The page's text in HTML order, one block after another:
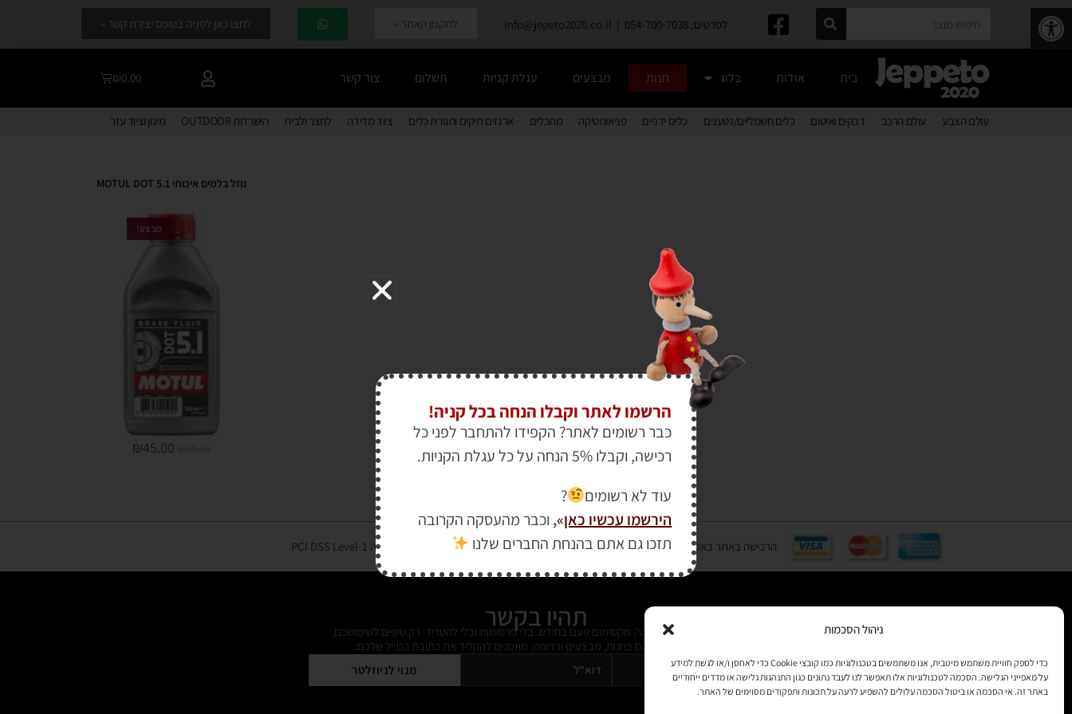
פתח סרגל נגישות
ניהול הסכמות
כדי לספק חוויית משתמש מיטבית, אנו משתמשים בטכנולוגיות כמו קובצי Cookie כדי לאחסן ו/או לגשת למידע
על מאפייני הגלישה. הסכמה לטכנולוגיות אלו תאפשר לנו לעבד נתונים כגון התנהגות גלישה או מדדים ייחודיים
באתר זה. אי הסכמה או ביטול הסכמה עלולים להשפיע לרעה על תכונות ותפקודים מסוימים של האתר.
לפרטים: 054-700-7038 | info@jepeto2020.co.il לתקנון האתר » לחצו כאן לפניה בטופס יצירת קשר »
בית אודות בלוג חנות מבצעים עגלת קניות תשלום צור קשר ₪0.00
עולם הצבע עולם הרכב דבקים ואיטום כלים חשמליים/נטענים כלים ידניים פניאומטיקה מתכלים ארגזים תיקים וחגורת כלים ציוד מדידה לחצר ולבית הישרדות OUTDOOR מיגון וציוד עזר
נוזל בלמים איכותי MOTUL DOT 5.1
מבצע!
₪45.00
הרכישה באתר באמצעות כרטיס אשראי מאובטחת במפתח הצפנה EV SSL והעומד בתקן אבטחה PCI DSS Level-1
תהיו בקשר
רוצים לקבל מידי פעם מידע? מקסימום פעם בחודש. בלי פרסומות ובלי להטריד. רק טיפים לשימושכם,
מידע על דברים חדשים בחנות, מבצעים וכדומה. מוזמנים להקליד את כתובת המייל שלכם:
מנוי לניוזלטר
הרשמו לאתר וקבלו הנחה בכל קניה!
כבר רשומים לאתר? הקפידו להתחבר לפני כל
רכישה, וקבלו 5% הנחה על כל עגלת הקניות.
עוד לא רשומים
?
הירשמו עכשיו כאן»
, וכבר מהעסקה הקרובה
תזכו גם אתם בהנחת החברים שלנו